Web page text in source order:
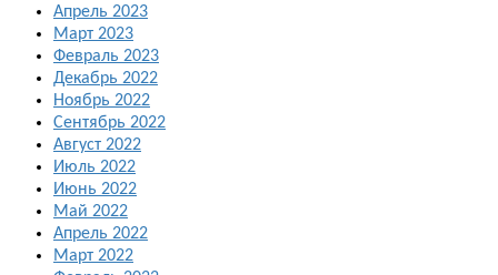
Апрель 2023
Март 2023
Февраль 2023
Декабрь 2022
Ноябрь 2022
Сентябрь 2022
Август 2022
Июль 2022
Июнь 2022
Май 2022
Апрель 2022
Март 2022